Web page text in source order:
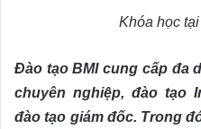
Khóa học
Đào tạo BMI cung cấp đa
chuyên nghiệp, đào tạo
đào tạo giám đốc. Trong